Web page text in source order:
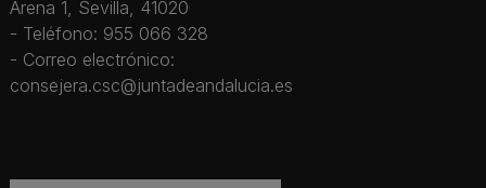
Arena 1, Sevilla, 41020
- Teléfono: 955 066 328
- Correo electrónico:
consejera.csc@juntadeandalucia.es